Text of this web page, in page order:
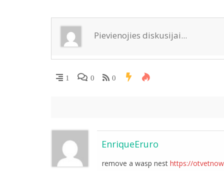
ni
ki
1 0 0
EnriqueEruro
remove a wasp nest https://